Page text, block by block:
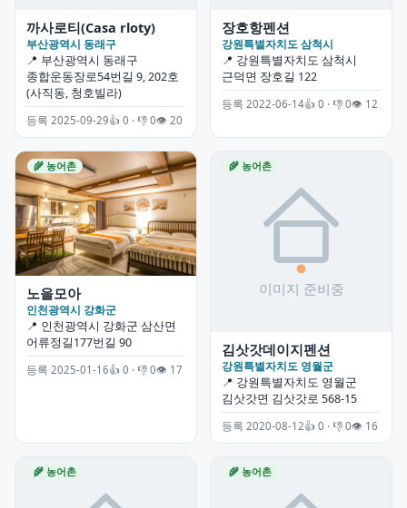
까사로티(Casa rloty)
부산광역시 동래구
📍 부산광역시 동래구
종합운동장로54번길 9, 202호
(사직동, 청호빌라)
등록 2025-09-29👍 0 · 👎 0👁 20
장호항펜션
강원특별자치도 삼척시
📍 강원특별자치도 삼척시
근덕면 장호길 122
등록 2022-06-14👍 0 · 👎 0👁 12
🌾 농어촌
노을모아
인천광역시 강화군
📍 인천광역시 강화군 삼산면
어류정길177번길 90
등록 2025-01-16👍 0 · 👎 0👁 17
🌾 농어촌
김삿갓데이지펜션
강원특별자치도 영월군
📍 강원특별자치도 영월군
김삿갓면 김삿갓로 568-15
등록 2020-08-12👍 0 · 👎 0👁 16
🌾 농어촌 🌾 농어촌